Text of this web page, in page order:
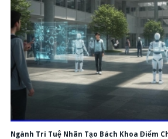
Ngành Trí Tuệ Nhân Tạo Bách Khoa Điểm